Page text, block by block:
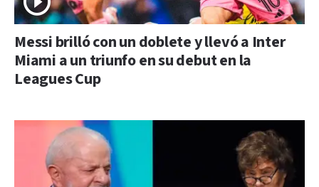
Messi brilló con un doblete y llevó a Inter
Miami a un triunfo en su debut en la
Leagues Cup